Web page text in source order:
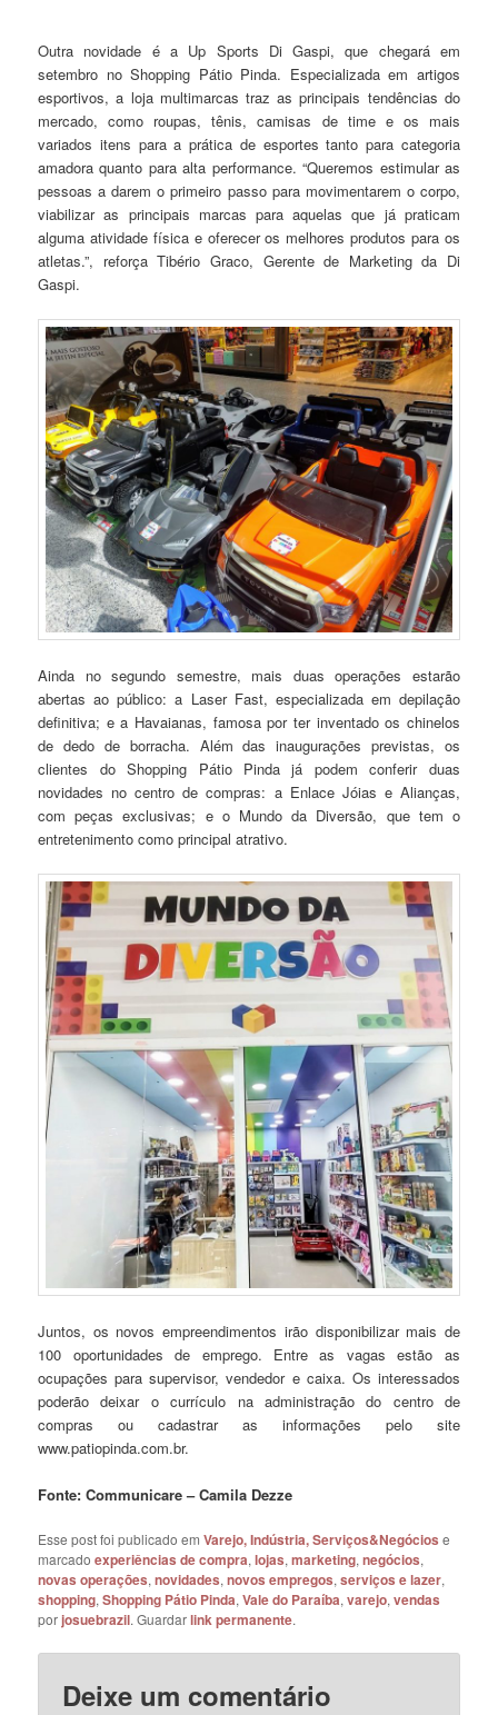
Outra novidade é a Up Sports Di Gaspi, que chegará em
setembro no Shopping Pátio Pinda. Especializada em artigos
esportivos, a loja multimarcas traz as principais tendências do
mercado, como roupas, tênis, camisas de time e os mais
variados itens para a prática de esportes tanto para categoria
amadora quanto para alta performance. “Queremos estimular as
pessoas a darem o primeiro passo para movimentarem o corpo,
viabilizar as principais marcas para aquelas que já praticam
alguma atividade física e oferecer os melhores produtos para os
atletas.”, reforça Tibério Graco, Gerente de Marketing da Di
Gaspi.
Ainda no segundo semestre, mais duas operações estarão
abertas ao público: a Laser Fast, especializada em depilação
definitiva; e a Havaianas, famosa por ter inventado os chinelos
de dedo de borracha. Além das inaugurações previstas, os
clientes do Shopping Pátio Pinda já podem conferir duas
novidades no centro de compras: a Enlace Jóias e Alianças,
com peças exclusivas; e o Mundo da Diversão, que tem o
entretenimento como principal atrativo.
Juntos, os novos empreendimentos irão disponibilizar mais de
100 oportunidades de emprego. Entre as vagas estão as
ocupações para supervisor, vendedor e caixa. Os interessados
poderão deixar o currículo na administração do centro de
compras ou cadastrar as informações pelo site
www.patiopinda.com.br.
Fonte: Communicare – Camila Dezze
Esse post foi publicado emVarejo, Indústria, Serviços&Negócios e
marcadoexperiências de compra,lojas,marketing,negócios,
novas operações,novidades,novos empregos,serviços e lazer,
shopping,Shopping Pátio Pinda,Vale do Paraíba,varejo,vendas
porjosuebrazil. Guardarlink permanente.
Deixe um comentário